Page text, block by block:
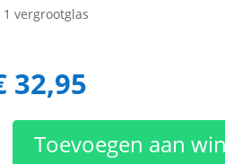
1 vergrootglas
32,95
Toevoegen aan